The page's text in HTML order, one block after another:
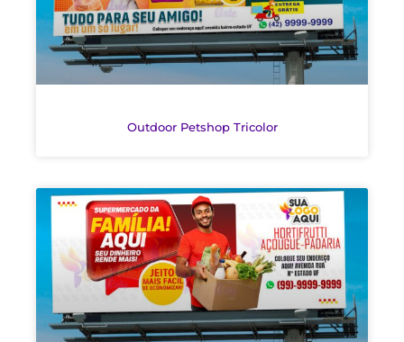
Outdoor Petshop Tricolor